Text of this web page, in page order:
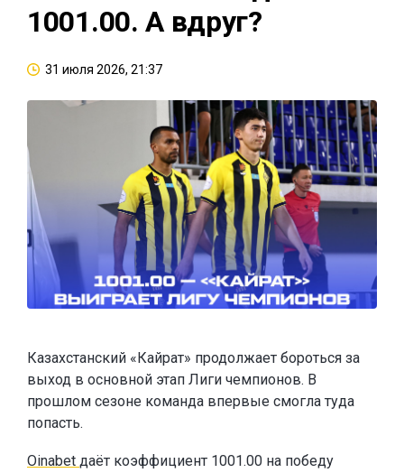
1001.00. А вдруг?
31 июля 2026, 21:37
Казахстанский «Кайрат» продолжает бороться за
выход в основной этап Лиги чемпионов. В
прошлом сезоне команда впервые смогла туда
попасть.
Oinabet даёт коэффициент 1001.00 на победу